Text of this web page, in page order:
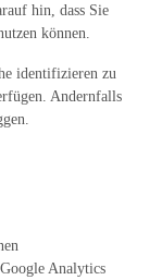
hin, dass Sie
können.
identifizieren zu
Andernfalls
Analytics